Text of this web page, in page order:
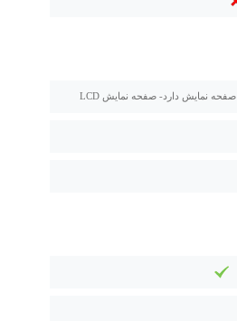
صفحه نمایش دارد- صفحه نمایش LCD